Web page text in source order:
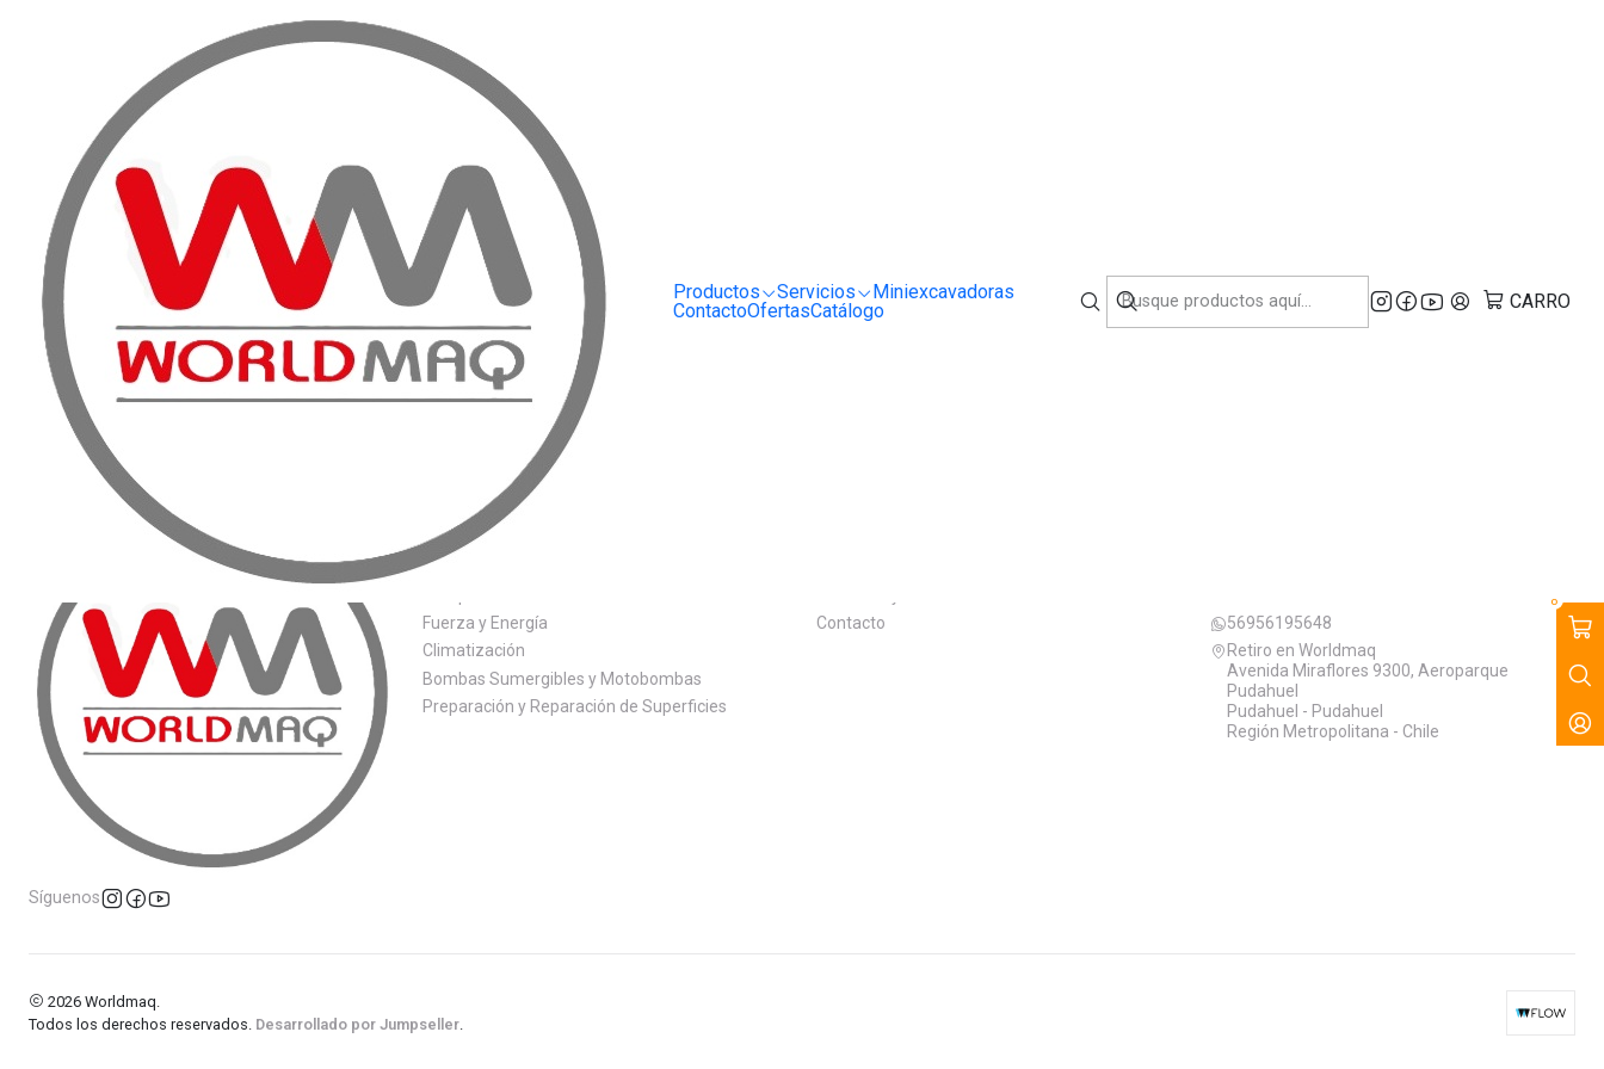
Productos Servicios
Miniexcavadoras
ContactoOfertasCatálogo CARRO
0
¿Mi orden de compra fue subida al portal de iconstruye.cl, como puedo saber si fue procesada?
¿Mi orden de compra fue subida al portal de iconstruye.cl,
como puedo saber si fue procesada?
Hay muchas empresas que trabajan a través de este portal para subir sus órdenes de compra. A través del mismo es posible ver si esta fue aceptada, en
la mayoría de los casos cuando el estado de la OC es aceptado quiere decir que esta ya se está procesando. Si nota que ha pasado demasiado tiempo y
no tienen novedades al respecto favor de enviar un correo a
iconstruye.cl, a la brevedad será respondido.
Síguenos
PRODUCTOS
Tecnología del Hormigón
Fuerza y Energía
Climatización
Bombas Sumergibles y Motobombas
Preparación y Reparación de Superficies
Contacto
56956195648
Retiro en Worldmaq
Avenida Miraflores 9300, Aeroparque
Pudahuel
Pudahuel - Pudahuel
Región Metropolitana - Chile
2026 Worldmaq.
Todos los derechos reservados. Desarrollado por Jumpseller.